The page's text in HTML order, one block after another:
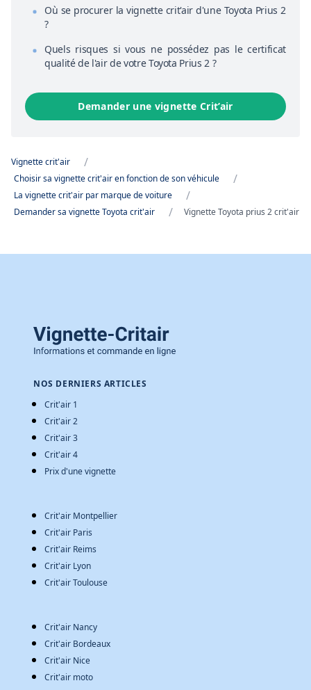
Où se procurer la vignette crit'air d'une Toyota Prius 2
?
Quels risques si vous ne possédez pas le certificat
qualité de l'air de votre Toyota Prius 2 ?
Demander une vignette Crit’air
Vignette crit'air /
Choisir sa vignette crit'air en fonction de son véhicule /
La vignette crit'air par marque de voiture /
Demander sa vignette Toyota crit'air / Vignette Toyota prius 2 crit'air
NOS DERNIERS ARTICLES
Crit'air 1
Crit'air 2
Crit'air 3
Crit'air 4
Prix d'une vignette
Crit'air Montpellier
Crit'air Paris
Crit'air Reims
Crit'air Lyon
Crit'air Toulouse
Crit'air Nancy
Crit'air Bordeaux
Crit'air Nice
Crit'air moto